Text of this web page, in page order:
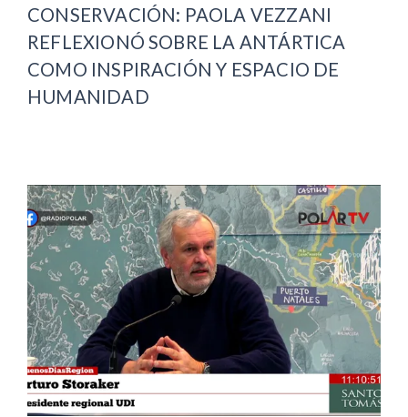
CONSERVACIÓN: PAOLA VEZZANI
REFLEXIONÓ SOBRE LA ANTÁRTICA
COMO INSPIRACIÓN Y ESPACIO DE
HUMANIDAD